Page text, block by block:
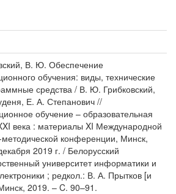
В. Ю. Обеспечение
обучения: виды, технические
средства / В. Ю. Грибковский,
Е. А. Степанович //
обучение – образовательная
века : материалы XI Международной
методической конференции, Минск,
2019 г. / Белорусский
университет информатики и
; редкол.: В. А. Прытков [и
2019. – C. 90–91.